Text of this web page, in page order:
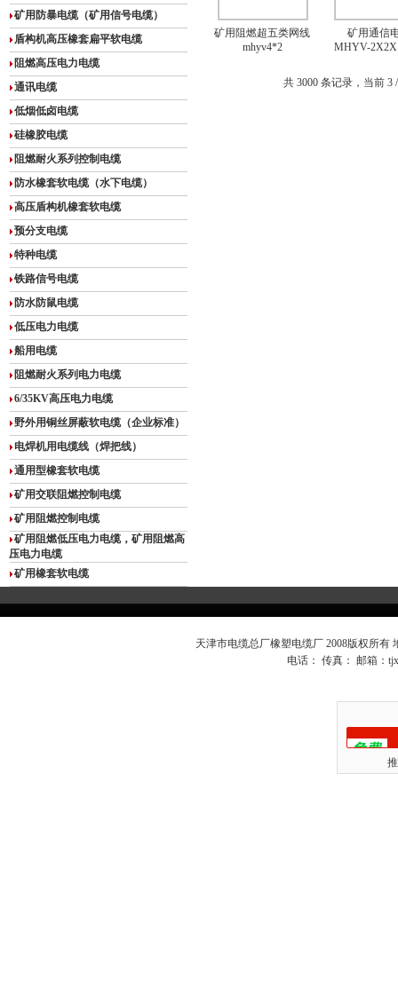
矿用防暴电缆（矿用信号电缆）
盾构机高压橡套扁平软电缆
阻燃高压电力电缆
通讯电缆
低烟低卤电缆
硅橡胶电缆
阻燃耐火系列控制电缆
防水橡套软电缆（水下电缆）
高压盾构机橡套软电缆
预分支电缆
特种电缆
铁路信号电缆
防水防鼠电缆
低压电力电缆
船用电缆
阻燃耐火系列电力电缆
6/35KV高压电力电缆
野外用铜丝屏蔽软电缆（企业标准）
电焊机用电缆线（焊把线）
通用型橡套软电缆
矿用交联阻燃控制电缆
矿用阻燃控制电缆
矿用阻燃低压电力电缆，矿用阻燃高
压电力电缆
矿用橡套软电缆
矿用阻燃超五类网线
mhyv4*2
矿用通信
MHYV-
共 3000 条记录，当前
天津市电缆总厂橡塑电缆厂 2008版权所
电话： 传真： 邮箱：